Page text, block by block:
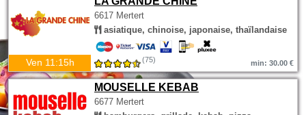
6617 Mertert
asiatique, chinoise, japonaise, thaïlandaise
Ven 11:15h (75) min: 30.00 €
MOUSELLE KEBAB
6677 Mertert